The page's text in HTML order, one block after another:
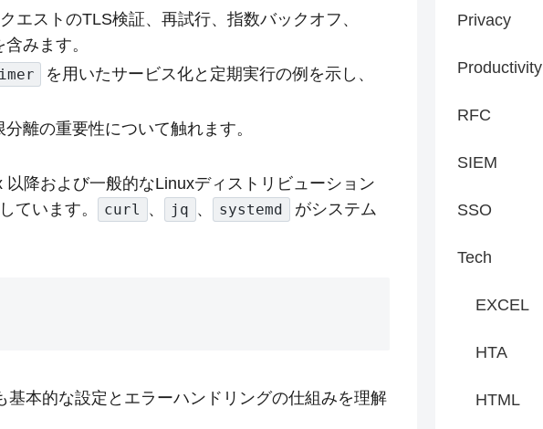
エストのTLS検証、再試行、指数バックオフ、
みます。
を用いたサービス化と定期実行の例を示し、
離の重要性について触れます。
降および一般的なLinuxディストリビューション
ています。
curl 、 jq 、 systemd
がシステム
本的な設定とエラーハンドリングの仕組みを理解
Privacy
Productivity
RFC
SIEM
SSO
Tech
EXCEL
HTA
HTML